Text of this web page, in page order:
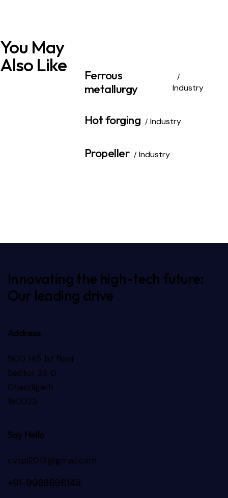
You May
Also Like
Industry
Ferrous
metallurgy
Industry
Hot forging
Industry
Propeller
Innovating the high-tech future:
Our leading drive
Address
SCO 145 1st floor
Sector 24 D
Chandigarh
160023
Say Hello
cvtpl2013@gmail.com
+91-9988696148